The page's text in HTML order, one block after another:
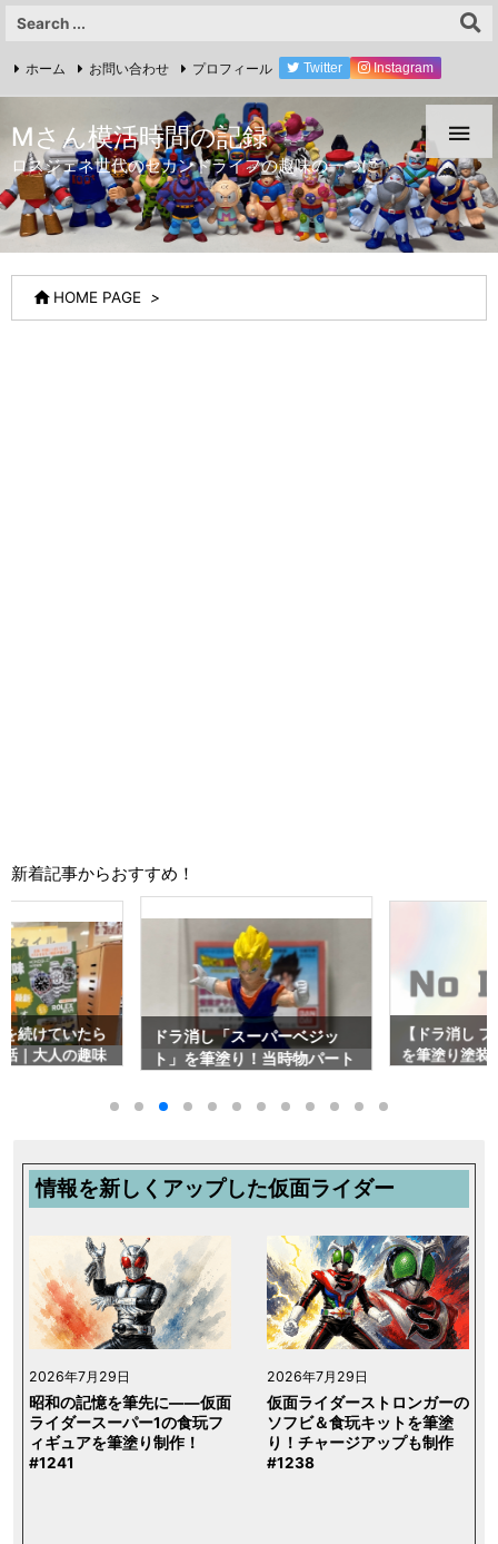

ホーム お問い合わせ プロフィール Twitter Instagram
Mさん模活時間の記録
ロスジェネ世代のセカンドライフの趣味の一つに
 HOME PAGE >
新着記事からおすすめ！
続けていたら
｜大人の趣味
ドラ消し「スーパーベジッ
ト」を筆塗り！当時物パート
ビュー#1249
【ドラ消し フ
を筆塗り塗装
情報を新しくアップした仮面ライダー
2026年7月29日
昭和の記憶を筆先に――仮面
ライダースーパー1の食玩フ
ィギュアを筆塗り制作！
#1241
2026年7月29日
仮面ライダーストロンガーの
ソフビ＆食玩キットを筆塗
り！チャージアップも制作
#1238